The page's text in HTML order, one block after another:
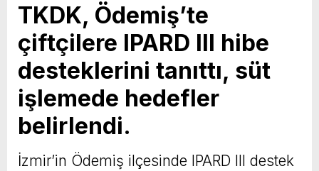
TKDK, Ödemiş’te
çiftçilere IPARD III hibe
desteklerini tanıttı, süt
işlemede hedefler
belirlendi.
İzmir’in Ödemiş ilçesinde IPARD III destek